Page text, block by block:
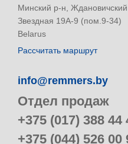
Минский р-н,
Звездная 19А-9 (пом.9-34)
Belarus
Рассчитать маршрут
info@remmers.by
Отдел продаж
+375 (017) 388 44
+375 (044) 526 00